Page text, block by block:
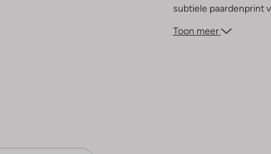
subtiele paardenprint
dag, maar ook voor
Toon meer